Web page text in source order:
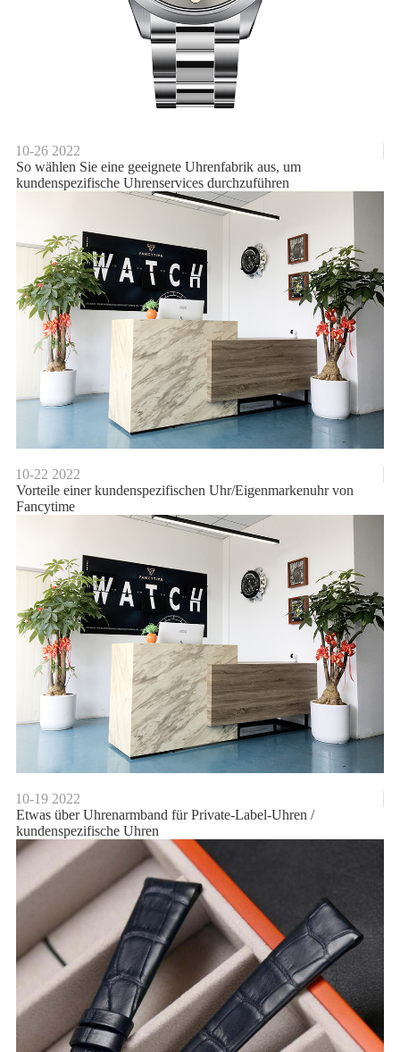
10-26 2022
So wählen Sie eine geeignete Uhrenfabrik aus, um
kundenspezifische Uhrenservices durchzuführen
10-22 2022
Vorteile einer kundenspezifischen Uhr/Eigenmarkenuhr von
Fancytime
10-19 2022
Etwas über Uhrenarmband für Private-Label-Uhren /
kundenspezifische Uhren